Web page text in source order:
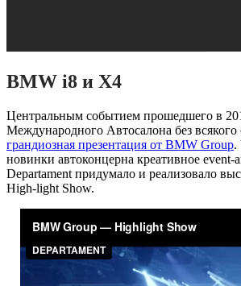
BMW i8 и Х4
Центральным событием прошедшего в
Международного Автосалона без всякого
грандиозная презентация от BMW Group.
новинки автоконцерна креативное event-
Departament придумало и реализовало
High-light Show.